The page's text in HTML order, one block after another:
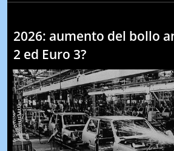
2026: aumento del bollo
2 ed Euro 3?